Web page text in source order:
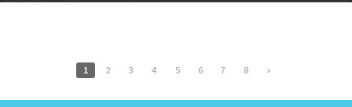
1 2 3 4 5 6 7 8 »